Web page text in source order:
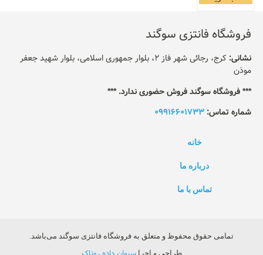
فروشگاه فانتزی سوگند
نشانی:
کرج، رجائی شهر فاز 2، بلوار جمهوری اسلامی، بلوار شهید جعفر
موذن
*** فروشگاه سوگند فروش حضوری ندارد. ***
شماره تماس: 09916601733
خانه
درباره ما
تماس با ما
تمامی حقوق محفوظ و متعلق به فروشگاه فانتزی سوگند می‌باشد.
طراحی و اجرا